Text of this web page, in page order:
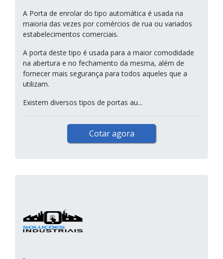
A Porta de enrolar do tipo automática é usada na
maioria das vezes por comércios de rua ou variados
estabelecimentos comerciais.
A porta deste tipo é usada para a maior comodidade
na abertura e no fechamento da mesma, além de
fornecer mais segurança para todos aqueles que a
utilizam.
Existem diversos tipos de portas au...
Cotar agora